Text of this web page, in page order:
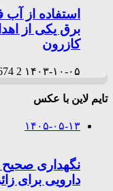
استفاده از
برق یکی از
کازرون
۱۴۰۳-۱۰-۰۵ 2
تایم لاین با عکس
۱۴۰۵-۰۵-۱۳
نگهداری صحیح
دارویی برای